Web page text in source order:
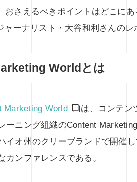
おさえるべきポイントはどこに
ャーナリスト・大谷和利さんのレ
Worldとは
Marketing World
は、コンテン
ーニング組織のContent
イオ州のクリーブランドで開催
カンファレンスである。